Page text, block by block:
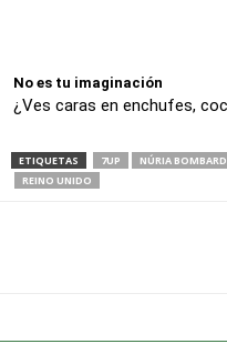
No es tu imaginación
¿Ves caras en enchufes,
ETIQUETAS 7UP NÚRIA
REINO UNIDO